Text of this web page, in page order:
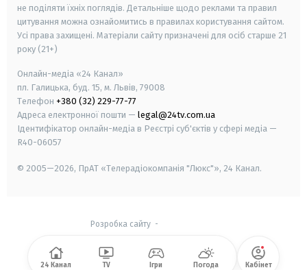
не поділяти їхніх поглядів. Детальніше щодо реклами та правил
цитування можна ознайомитись в правилах користування сайтом.
Усі права захищені. Матеріали сайту призначені для осіб старше 21
року (21+)
Онлайн-медіа «24 Канал»
пл. Галицька, буд. 15, м. Львів, 79008
Телефон +380 (32) 229-77-77
Адреса електронної пошти — legal@24tv.com.ua
Ідентифікатор онлайн-медіа в Реєстрі суб'єктів у сфері медіа —
R40-06057
© 2005—2026, ПрАТ «Телерадіокомпанія "Люкс"», 24 Канал.
Розробка сайту-
24 Канал TV Ігри Погода Кабінет